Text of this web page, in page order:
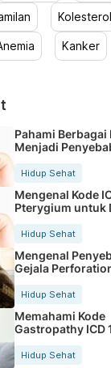
Kolesterol
Kanker
Pahami Berbagai
Menjadi
Hidup Sehat
Mengenal Kode
Pterygium untuk
Hidup Sehat
Mengenal
Gejala
Tubuh
Hidup Sehat
Memahami Kode
Gastropathy ICD
Rekam Medis
Hidup Sehat